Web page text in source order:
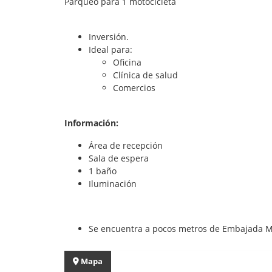
Inversión.
Ideal para:
Oficina
Clínica de salud
Comercios
Información:
Área de recepción
Sala de espera
1 baño
Iluminación
Se encuentra a pocos metros de Embajada
Mapa